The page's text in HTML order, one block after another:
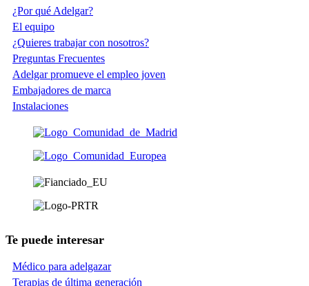
¿Por qué Adelgar?
El equipo
¿Quieres trabajar con nosotros?
Preguntas Frecuentes
Adelgar promueve el empleo joven
Embajadores de marca
Instalaciones
Te puede interesar
Médico para adelgazar
Terapias de última generación